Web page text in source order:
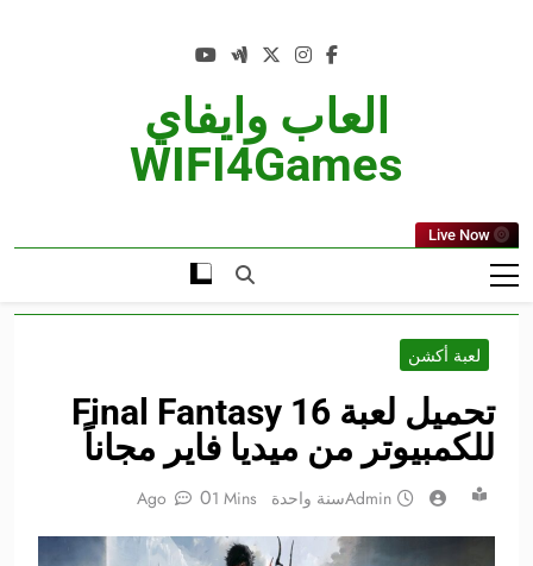
العاب وايفاي
WIFI4Games
Live Now
لعبة أكشن
تحميل لعبة Final Fantasy 16
للكمبيوتر من ميديا فاير مجاناً
Adminسنة واحدة Ago 01 Mins